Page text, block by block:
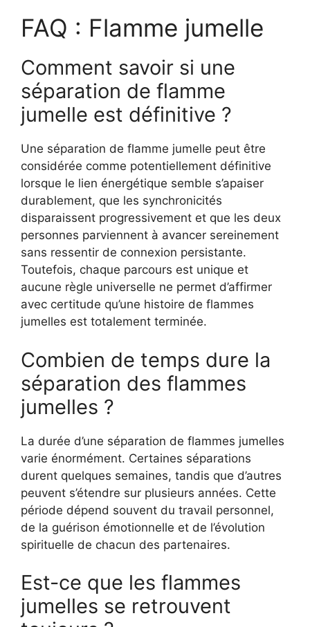
FAQ : Flamme jumelle
Comment savoir si une
séparation de flamme
jumelle est définitive ?
Une séparation de flamme jumelle peut être
considérée comme potentiellement définitive
lorsque le lien énergétique semble s’apaiser
durablement, que les synchronicités
disparaissent progressivement et que les deux
personnes parviennent à avancer sereinement
sans ressentir de connexion persistante.
Toutefois, chaque parcours est unique et
aucune règle universelle ne permet d’affirmer
avec certitude qu’une histoire de flammes
jumelles est totalement terminée.
Combien de temps dure la
séparation des flammes
jumelles ?
La durée d’une séparation de flammes jumelles
varie énormément. Certaines séparations
durent quelques semaines, tandis que d’autres
peuvent s’étendre sur plusieurs années. Cette
période dépend souvent du travail personnel,
de la guérison émotionnelle et de l’évolution
spirituelle de chacun des partenaires.
Est-ce que les flammes
jumelles se retrouvent